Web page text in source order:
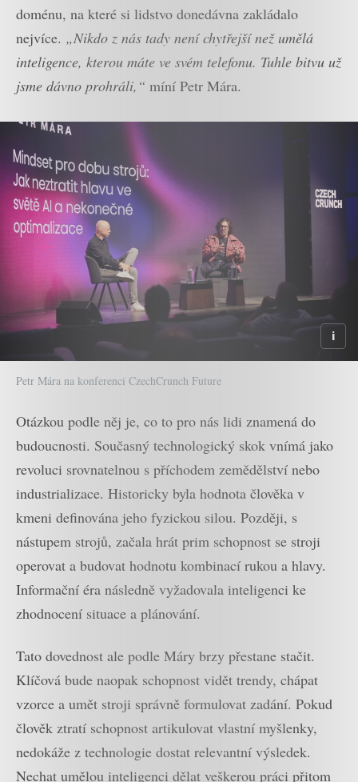
doménu, na které si lidstvo donedávna zakládalo
nejvíce. „Nikdo z nás tady není chytřejší než umělá
inteligence, kterou máte ve svém telefonu. Tuhle bitvu už
jsme dávno prohráli,“ míní Petr Mára.
Petr Mára na konferenci CzechCrunch Future
Otázkou podle něj je, co to pro nás lidi znamená do
budoucnosti. Současný technologický skok vnímá jako
revoluci srovnatelnou s příchodem zemědělství nebo
industrializace. Historicky byla hodnota člověka v
kmeni definována jeho fyzickou silou. Později, s
nástupem strojů, začala hrát prim schopnost se stroji
operovat a budovat hodnotu kombinací rukou a hlavy.
Informační éra následně vyžadovala inteligenci ke
zhodnocení situace a plánování.
Tato dovednost ale podle Máry brzy přestane stačit.
Klíčová bude naopak schopnost vidět trendy, chápat
vzorce a umět stroji správně formulovat zadání. Pokud
člověk ztratí schopnost artikulovat vlastní myšlenky,
nedokáže z technologie dostat relevantní výsledek.
Nechat umělou inteligenci dělat veškerou práci přitom